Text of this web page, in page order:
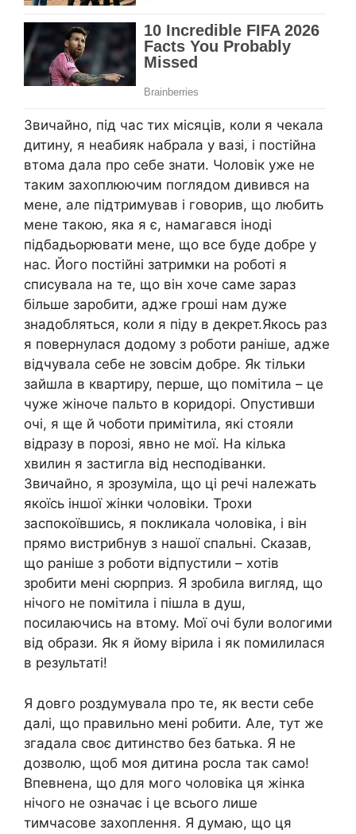
Звичайно, під час тих місяців, коли я чекала
дитину, я неабияк набрала у вазі, і постійна
втома дала про себе знати. Чоловік уже не
таким захоплюючим поглядом дивився на
мене, але підтримував і говорив, що любить
мене такою, яка я є, намагався іноді
підбадьорювати мене, що все буде добре у
нас. Його постійні затримки на роботі я
списувала на те, що він хоче саме зараз
більше заробити, адже гроші нам дуже
знадобляться, коли я піду в декрет.Якось раз
я повернулася додому з роботи раніше, адже
відчувала себе не зовсім добре. Як тільки
зайшла в квартиру, перше, що помітила – це
чуже жіноче пальто в коридорі. Опустивши
очі, я ще й чоботи примітила, які стояли
відразу в порозі, явно не мої. На кілька
хвилин я застигла від несподіванки.
Звичайно, я зрозуміла, що ці речі належать
якоїсь іншої жінки чоловіки. Трохи
заспокоївшись, я покликала чоловіка, і він
прямо вистрибнув з нашої спальні. Сказав,
що раніше з роботи відпустили – хотів
зробити мені сюрприз. Я зробила вигляд, що
нічого не помітила і пішла в душ,
посилаючись на втому. Мої очі були вологими
від образи. Як я йому вірила і як помилилася
в результаті!
Я довго роздумувала про те, як вести себе
далі, що правильно мені робити. Але, тут же
згадала своє дитинство без батька. Я не
дозволю, щоб моя дитина росла так само!
Впевнена, що для мого чоловіка ця жінка
нічого не означає і це всього лише
тимчасове захоплення. Я думаю, що ця